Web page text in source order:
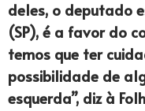
deles, o deputado
(SP), é a favor do
temos que ter
possibilidade de
esquerda”, diz à